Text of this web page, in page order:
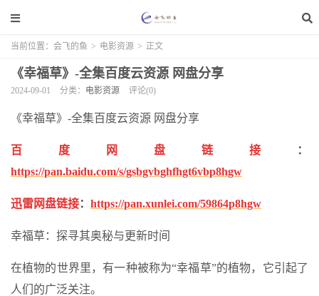
当前位置： 会飞的鱼 > 电影资源 > 正文
《幸福草》-全集百度云资源 网盘分享
2024-09-01 分类： 电影资源 评论(0)
《幸福草》-全集百度云资源 网盘分享
百度网盘链接
：
https://pan.baidu.com/s/gsbgvbghfhgt6vbp8hgw
迅雷网盘链接： https://pan.xunlei.com/59864p8hgw
幸福草：探寻其奥秘与更新时间
在植物的世界里，有一种被称为“幸福草”的植物，它引起了
人们的广泛关注。